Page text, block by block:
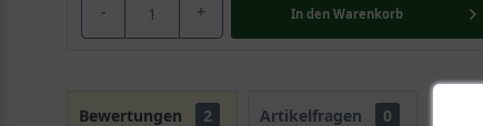
- + In den Warenkorb
Bewertungen 2 Artikelfragen 0